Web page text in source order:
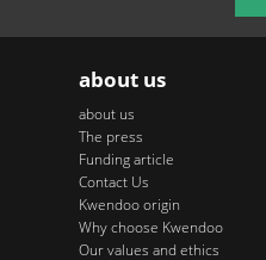
about us
about us
The press
Funding article
Contact Us
Kwendoo origin
Why choose Kwendoo
Our values and ethics